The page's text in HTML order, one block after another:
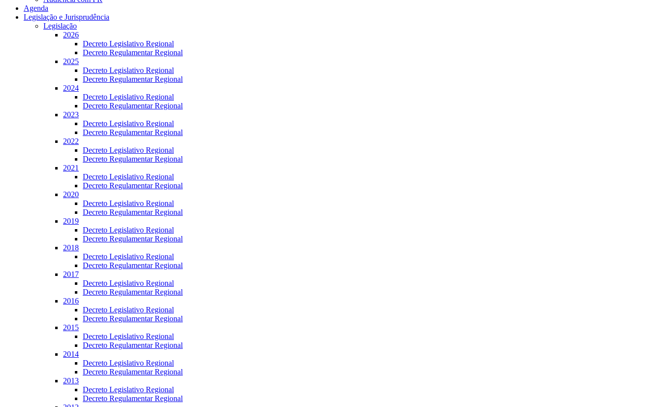
Agenda
Legislação e Jurisprudência
Legislação
2026
Decreto Legislativo Regional
Decreto Regulamentar Regional
2025
Decreto Legislativo Regional
Decreto Regulamentar Regional
2024
Decreto Legislativo Regional
Decreto Regulamentar Regional
2023
Decreto Legislativo Regional
Decreto Regulamentar Regional
2022
Decreto Legislativo Regional
Decreto Regulamentar Regional
2021
Decreto Legislativo Regional
Decreto Regulamentar Regional
2020
Decreto Legislativo Regional
Decreto Regulamentar Regional
2019
Decreto Legislativo Regional
Decreto Regulamentar Regional
2018
Decreto Legislativo Regional
Decreto Regulamentar Regional
2017
Decreto Legislativo Regional
Decreto Regulamentar Regional
2016
Decreto Legislativo Regional
Decreto Regulamentar Regional
2015
Decreto Legislativo Regional
Decreto Regulamentar Regional
2014
Decreto Legislativo Regional
Decreto Regulamentar Regional
2013
Decreto Legislativo Regional
Decreto Regulamentar Regional